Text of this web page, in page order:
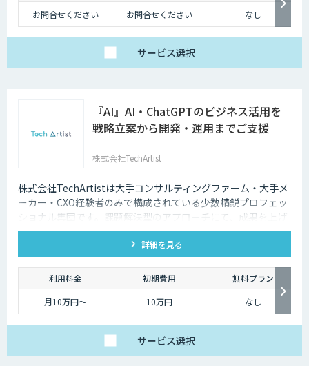
お問合せください
お問合せください なし
サービス選択
『AI』AI・ChatGPTのビジネス活用を
戦略立案から開発・運用までご支援
株式会社TechArtist
株式会社TechArtistは大手コンサルティングファーム・大手メ
ーカー・CXO経験者のみで構成されている少数精鋭プロフェッ
ショナル集団です。課題解決型のアプローチにて、成果を上げ
るソリューションを『高速』『高品質』『低予算』でご提供可
詳細を見る
利用料金 初期費用
無料プラン
月10万円〜
10万円 なし
サービス選択